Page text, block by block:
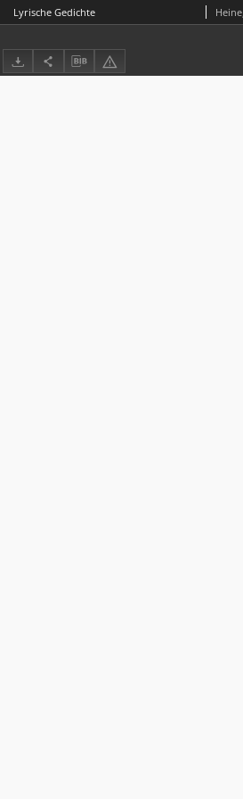
Lyrische Gedichte